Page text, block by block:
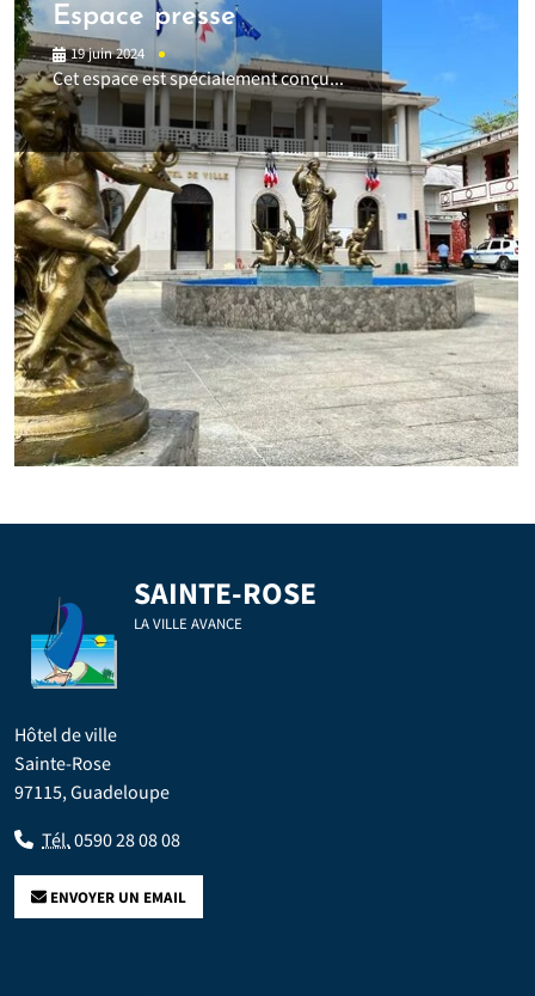
Espace presse
19 juin 2024
Cet espace est spécialement conçu...
SAINTE-ROSE
LA VILLE AVANCE
Hôtel de ville
Sainte-Rose
97115, Guadeloupe
Tél.0590 28 08 08
ENVOYER UN EMAIL